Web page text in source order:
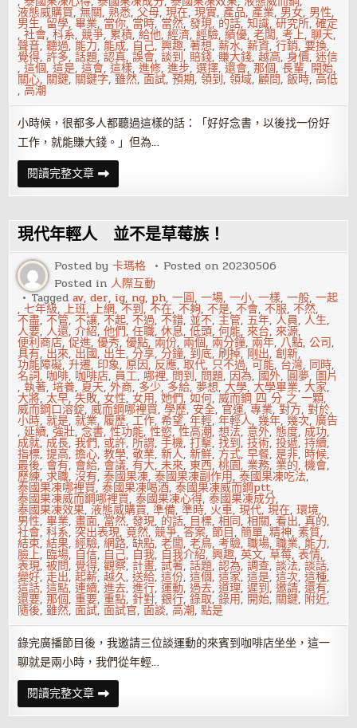
液態威購買,無關,熟悉,父母,現在,現實,產品,產業, 男女, 男性,
男生, 留學,畢業, 當你, 當時, 當然,發現, 的話,知識,研究所,確定
,社會,科系,競爭, 累積,給他,經濟,經驗,績優,老闆,考上,聊天,
聲音,聽過,能力,能成, 自己,興趣,著想,薪水,薪資,行銷,要換,
覺得,許多,話題,認真,誤會,談到,賠錢, 賺大錢,越高,身價,迷信
,這個,這是,這會,這樣,進修,進步,選擇,還會,那個,長輩, 開始,
關心, 關鍵, 關鍵字,雖然,面試,預期,領到,領域,顧問,飯時,高低
,高潮
小時候，很都多人都聽過這樣的話：「好好念書，以後找一份好
工作，就能賺大錢。」但為…
閱讀完整文章薪
水
高
怎
決
定
的？
破
解
老
闆
的
想
法
現代年輕人 並不是草莓族！
Posted by卡瑪格 Posted on20230506
Posted in人際互動
Taggedav,der, ig, ng, ph,一圓,一場,一小,一樣,一般,一起
,七年級,上班,上網,不到,不在,不夠,不是,不會,不服,不然,
不盡,不管,不讓,不起,不過,不錯,並不,主管,五年,人員,人生,
人要,人還,介紹,他們,任職,休息,低頭,何能,來台,來源,
便利商店,促進,優秀,優點, 兩份, 兩個, 兩分鐘, 兩年, 八點,公司,
具有, 出來, 出國, 出生,分享,分鐘, 到底,刷掉, 剛出,創新,
功能障礙,升遷, 印象,原因, 反應,取代, 只不過,可能, 台灣, 同時,
名詞, 咖啡, 咖啡店, 員工, 哪裡, 問到, 問題, 因為, 國外, 圓夢, 圖片
,執著,培養, 夏天,外商, 多少, 多給,夢想,大學,大學畢業,大家,
大將,太早,失敗,女性,女用,她們,如何,威而鋼 四 分 之 一顆,
威而鋼口溶錠,威而鋼哪裡買,學歷, 安全, 官運,專業,對方,對於,
小時,就是,就業,履歷,工作,希望,年輕,年輕人,幾年,幾次,廣告
,延續,強壯,念書,性功能,性慾,性高潮,想法, 意外, 態度, 成功,
成就, 成長,我們, 或許,所謂,手機,打擊,找到,技術,投遞,持續,
指標,提高,擔心,教學,敬業,新人,新鮮, 方式,早餐,是非, 時候,
最後, 會有, 會給, 會議,有大,未來,東西,桃園, 業務, 業的,機會,
歷練,求職,沒有,泰國果凍,泰國果凍副作用,泰國果凍吃法,
泰國果凍哪裡買,泰國果凍喝酒,泰國果凍威而鋼ptt,
泰國果凍威而鋼哪裡買,泰國果凍心得,泰國果凍成分,
泰國果凍效果,液態威購買,準備,準時, 火車,現代,現在,環境,
男性,畢業,畫面, 當然,發現, 的話, 目標,相同,相關,看出,真的,
社會,科系,突出表現,竟然,競爭,答案,節目,簡單,精神,素質,
結束,結果,經驗,網路,缺點,老闆,老鳥,考驗,職場,職業, 能力,
臉上, 臨場, 自信, 自己, 自我, 自我介紹,興趣,英文,草莓,表情,
表現,被問, 覺得,觀察, 計畫,試著,話題,認為,調查,談法,談話,
變好,走出,起薪,越久,送給,這份,這個,這家,這是,這次,這種,
這話,這點,連續,進去,進行,運動,過去,道理,遲到,邀請,還有,
還要,那個,重要,重點, 針對,銀行,錄取,錄用, 開始, 關鍵, 附近,
隨後,雖然,面試,面試官,面談,高潮,點是
錄完廣播節目後，我邀請三位談運動的來賓到咖啡店坐坐，這一
聊就是兩小時，我們從年輕…
閱讀完整文章現
代
年